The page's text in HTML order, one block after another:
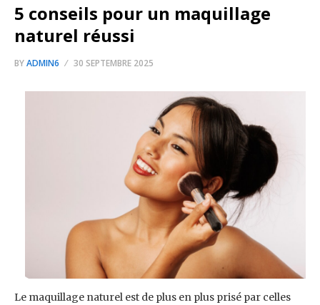
5 conseils pour un maquillage
naturel réussi
BYADMIN6 30 SEPTEMBRE 2025
Le maquillage naturel est de plus en plus prisé par celles